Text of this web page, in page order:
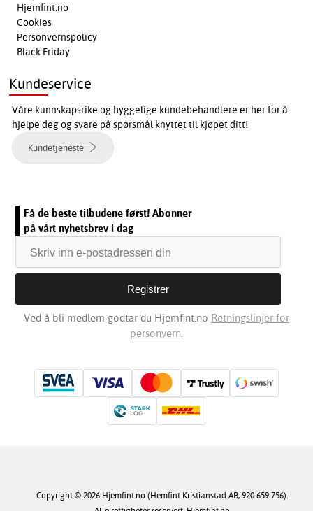
Hjemfint.no
Cookies
Personvernspolicy
Black Friday
Kundeservice
Våre kunnskapsrike og hyggelige kundebehandlere er her for å
hjelpe deg og svare på spørsmål knyttet til kjøpet ditt!
Kundetjeneste
Få de beste tilbudene først! Abonner
på vårt nyhetsbrev i dag
Ved å bli medlem godtar du Hjemfint.no Retningslinjer for
personvern.
Copyright © 2026 Hjemfint.no (Hemfint Kristianstad AB, 920 659 756).